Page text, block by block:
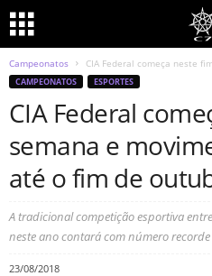
Campeonatos CIA Federal começa neste
CAMPEONATOS ESPORTES
CIA Federal
semana e
até o fim de
A tradicional competição esportiva
neste ano contará com número
23/08/2018